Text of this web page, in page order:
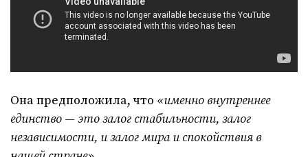
Она предположила, что «именно внутреннее
единство — это залог стабильности, залог
независимости, и залог мира и спокойствия в